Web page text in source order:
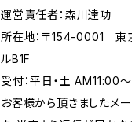
運営責任者：森川達功
所在地：〒154-0001
ルB1F
受付：平日・土
お客様から頂きましたメ